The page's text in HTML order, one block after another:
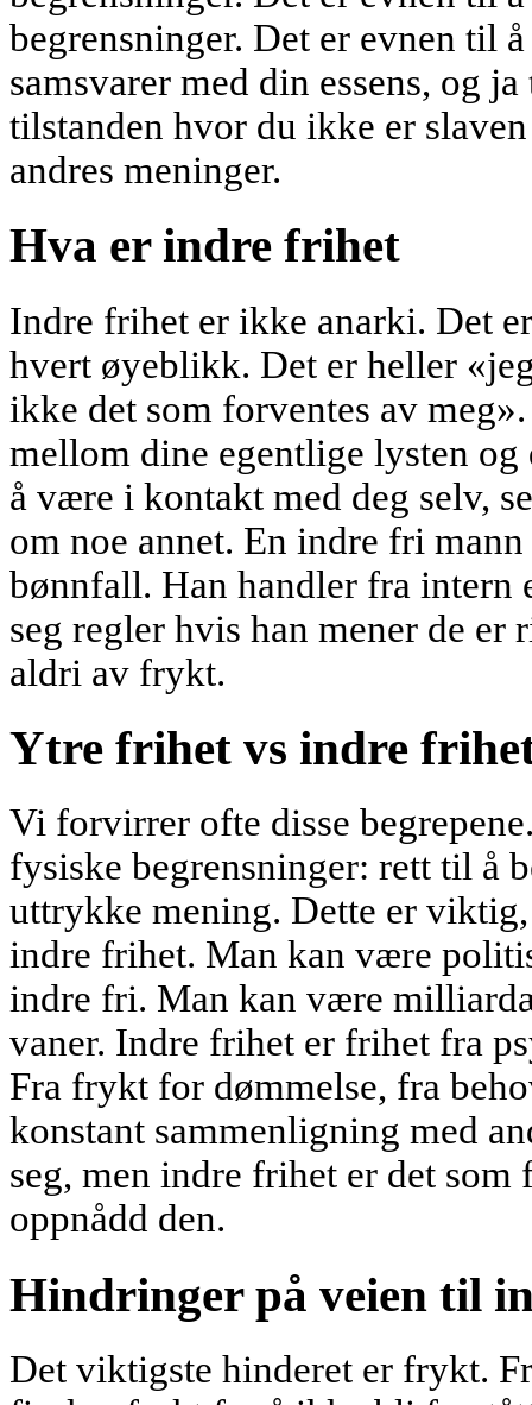
begrensninger. Det er evnen til
samsvarer med din essens, og
tilstanden hvor du ikke er
andres meninger.
Hva er indre frihet
Indre frihet er ikke anarki. Det
hvert øyeblikk. Det er heller
ikke det som forventes av
mellom dine egentlige lysten
å være i kontakt med deg selv,
om noe annet. En indre fri
bønnfall. Han handler fra intern
seg regler hvis han mener de
aldri av frykt.
Ytre frihet vs indre
Vi forvirrer ofte disse
fysiske begrensninger: rett til å
uttrykke mening. Dette er
indre frihet. Man kan være
indre fri. Man kan være
vaner. Indre frihet er frihet fra
Fra frykt for dømmelse, fra
konstant sammenligning med
seg, men indre frihet er det
oppnådd den.
Hindringer på veien til
Det viktigste hinderet er frykt.